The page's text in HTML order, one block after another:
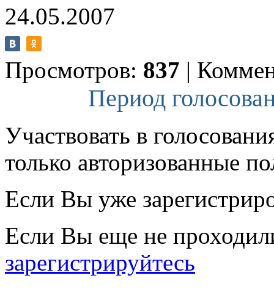
24.05.2007
Просмотров: 837 |
Период
Участвовать в
только авторизованные
Если Вы уже
Если Вы еще не
зарегистрируйтесь